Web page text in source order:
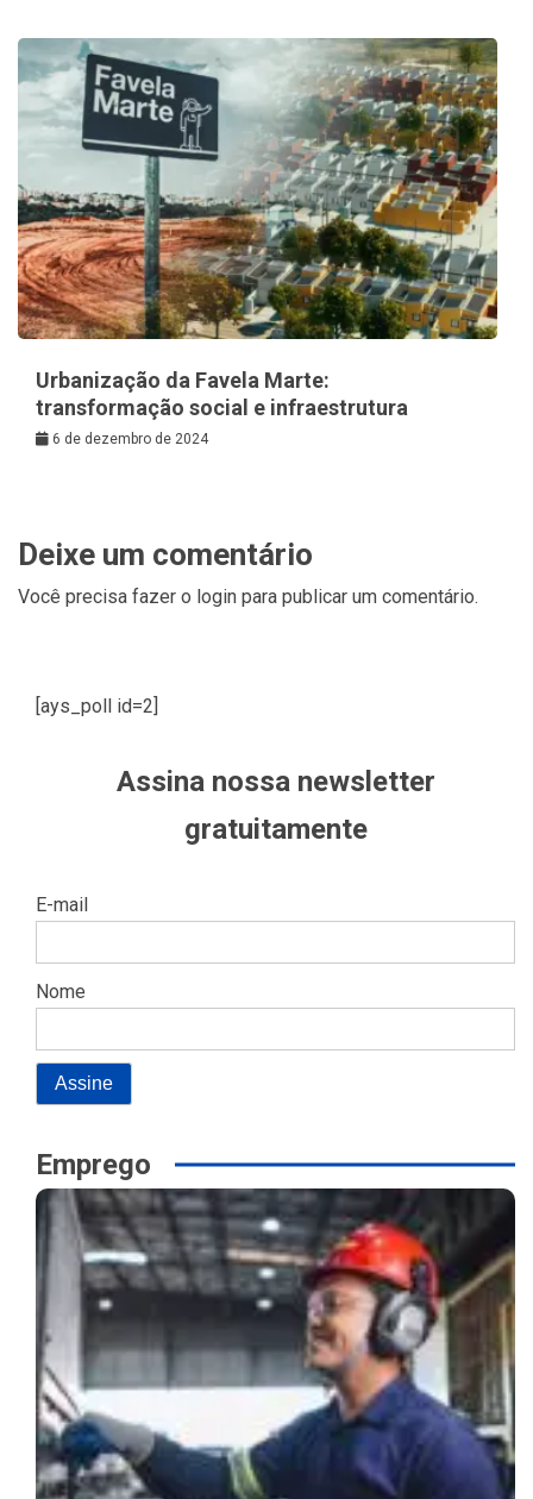
Urbanização da Favela Marte:
transformação social e infraestrutura
6 de dezembro de 2024
Deixe um comentário
Você precisa fazer o login para publicar um comentário.
[ays_poll id=2]
Assina nossa newsletter
gratuitamente
E-mail
Nome
Emprego